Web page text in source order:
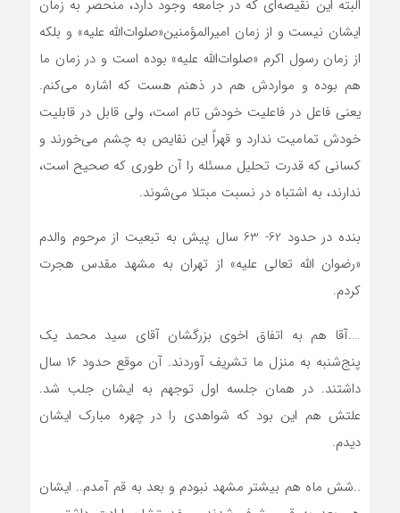
البته این نقیصه‌ای که در جامعه وجود دارد، منحصر به زمان
ایشان نیست و از زمان امیرالمؤمنین«صلوات‌الله علیه» و بلکه
از زمان رسول اکرم «صلوات‌الله علیه» بوده است و در زمان ما
هم بوده و مواردش هم در ذهنم هست که اشاره می‌کنم.
یعنی فاعل در فاعلیت خودش تام است، ولی قابل در قابلیت
خودش تمامیت ندارد و قهراً این نقایص به چشم می‌خورند و
کسانی که قدرت تحلیل مسئله را آن‌ طوری که صحیح است،
ندارند، به اشتباه در نسبت مبتلا می‌شوند.
بنده در حدود 62- 63 سال پیش به تبعیت از مرحوم والدم
«رضوان الله تعالی علیه» از تهران به مشهد مقدس هجرت
کردم.
….آقا هم به اتفاق اخوی بزرگشان آقای سید محمد یک
پنج‌شنبه به منزل ما تشریف آوردند. آن موقع حدود ۱۶ سال
داشتند. در همان جلسه اول توجهم به ایشان جلب شد.
علتش هم این بود که شواهدی را در چهره مبارک ایشان
دیدم.
..شش ماه هم بیشتر مشهد نبودم و بعد به قم آمدم.. ایشان